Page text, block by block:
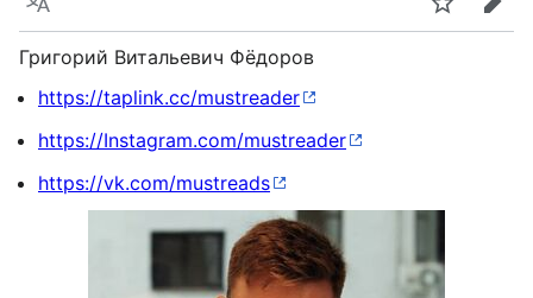
Язык Следить
Григорий Витальевич Фёдоров
https://taplink.cc/mustreader
https://Instagram.com/mustreader
https://vk.com/mustreads